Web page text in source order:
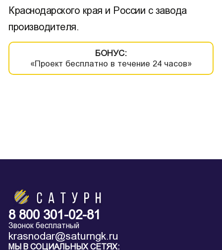
Краснодарского края и России с завода
производителя.
БОНУС:
«Проект бесплатно в течение 24 часов»
8 800 301-02-81
Звонок бесплатный
krasnodar@saturngk.ru
МЫ В СОЦИАЛЬНЫХ СЕТЯХ: